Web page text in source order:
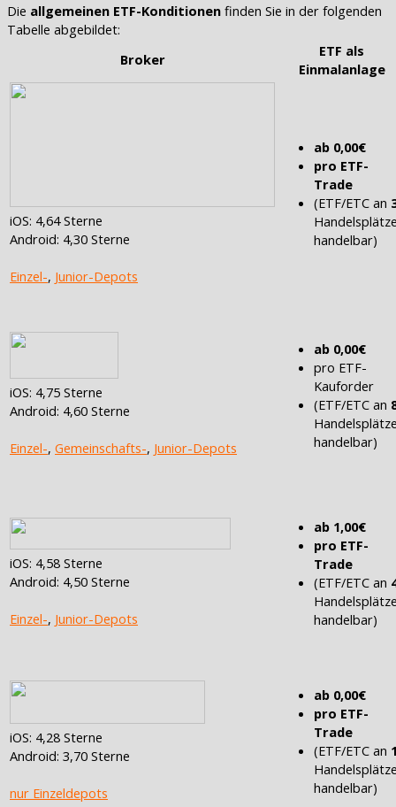
Die allgemeinen ETF-Konditionen finden Sie in der folgenden
Tabelle abgebildet:
Broker
ETF als
Einmalanlage
iOS: 4,64 Sterne
Android: 4,30 Sterne
Einzel-, Junior-Depots
ab 0,00€
pro ETF-
Trade
(ETF/ETC an
handelbar)
iOS: 4,75 Sterne
Android: 4,60 Sterne
Einzel-, Gemeinschafts-, Junior-Depots
ab 0,00€
pro ETF-
Kauforder
(ETF/ETC an
handelbar)
iOS: 4,58 Sterne
Android: 4,50 Sterne
Einzel-, Junior-Depots
ab 1,00€
pro ETF-
Trade
(ETF/ETC an
handelbar)
iOS: 4,28 Sterne
Android: 3,70 Sterne
nur Einzeldepots
ab 0,00€
pro ETF-
Trade
(ETF/ETC an
handelbar)